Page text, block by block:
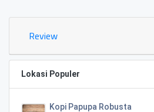
Review
Lokasi Populer
Kopi Papupa Robusta